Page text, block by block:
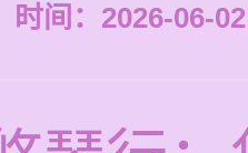
时间：2026-06-